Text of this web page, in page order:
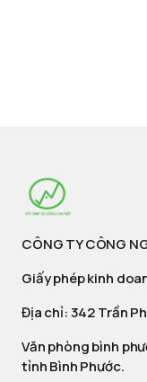
CÔNG TY CÔNG
Giấy phép kinh
Địa chỉ: 342 Trần
Văn phòng bình
tỉnh Bình Phước.